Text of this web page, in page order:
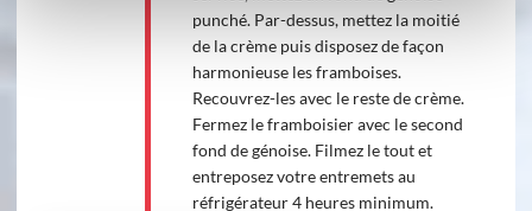
punché. Par-dessus, mettez la moitié
de la crème puis disposez de façon
harmonieuse les framboises.
Recouvrez-les avec le reste de crème.
Fermez le framboisier avec le second
fond de génoise. Filmez le tout et
entreposez votre entremets au
réfrigérateur 4 heures minimum.